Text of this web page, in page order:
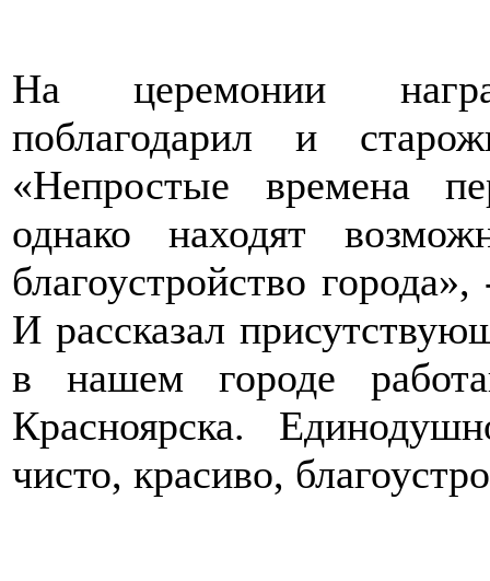
На церемонии
поблагодарил и
«Непростые времена
однако находят
благоустройство
И рассказал
в нашем городе
Красноярска.
чисто, красиво,